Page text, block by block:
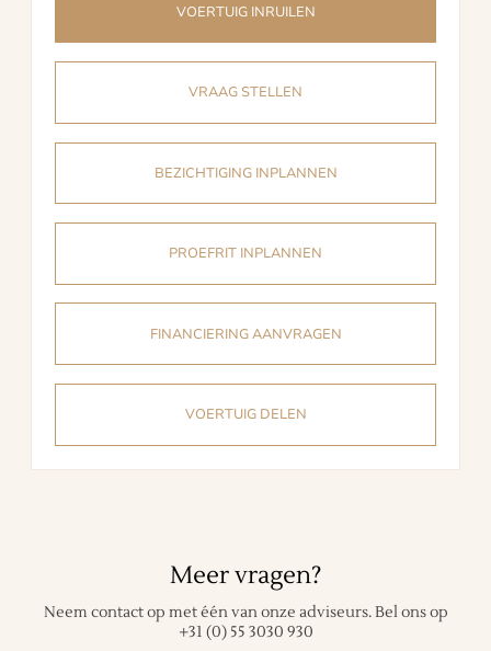
VOERTUIG INRUILEN
VRAAG STELLEN
BEZICHTIGING INPLANNEN
PROEFRIT INPLANNEN
FINANCIERING AANVRAGEN
VOERTUIG DELEN
Meer vragen?
Neem contact op met één van onze adviseurs.Bel ons op
+31 (0) 55 3030 930